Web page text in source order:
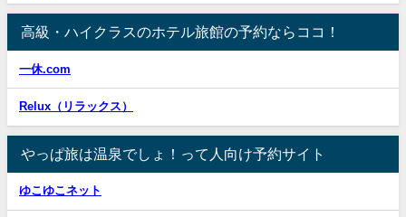
高級・ハイクラスのホテル旅館の予約ならココ！
一休.com
Relux（リラックス）
やっぱ旅は温泉でしょ！って人向け予約サイト
ゆこゆこネット